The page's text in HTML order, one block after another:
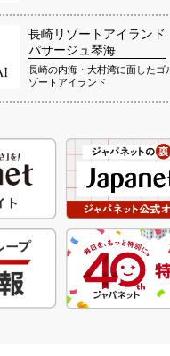
長崎リゾートアイランド
パサージュ琴海
長崎の内海・大村湾に面したゴ
ゾートアイランド